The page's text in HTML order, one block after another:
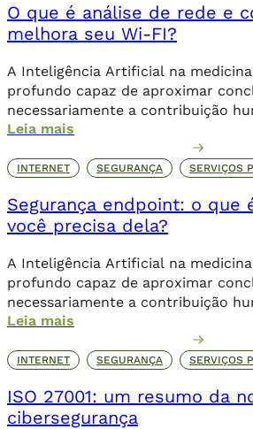
O que é análise de rede e
melhora seu Wi-FI?
A Inteligência Artificial na
profundo capaz de aproximar
necessariamente a contribuição
direta.
Leia mais
INTERNET SEGURANÇA SERVIÇOS
Segurança endpoint: o que
você precisa dela?
A Inteligência Artificial na
profundo capaz de aproximar
necessariamente a contribuição
direta.
Leia mais
INTERNET SEGURANÇA SERVIÇOS
ISO 27001: um resumo da
cibersegurança